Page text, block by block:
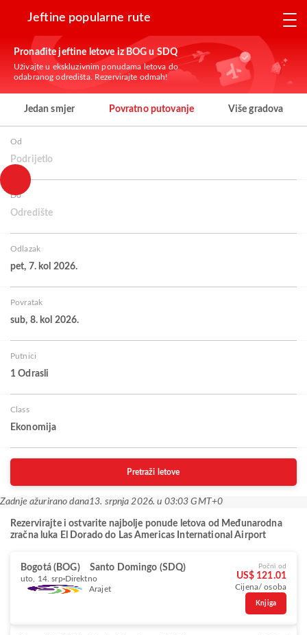
Jeftine popularne rute
Pronađite jeftine letove iz BOG u SDQ
Uživajte u ekskluzivnim ponudama letova do
odabranog odredišta. Rezervirajte odmah!
Jedan smjer Povratno putovanje Više gradova
Od
Podrijetlo
Do
Odredište
Odlazak
pet, 7. kol 2026.
Povratak
sub, 8. kol 2026.
Putnici
1 Odrasli
Class
Ekonomija
Pretraži letove
Zadnje ažurirano dana13. srpnja 2026. u 03:03 GMT+0
Rezervirajte i ostvarite najbolje ponude letova od Međunarodna
zračna luka El Dorado do Las Americas International Airport
Bogotá (BOG) Santo Domingo (SDQ)
uto, 14. srp Direktno
Arajet
Počni od
US$ 121.01
Cijena/ osoba
Knjiga